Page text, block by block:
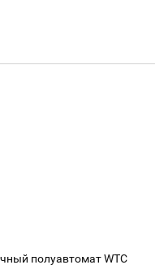
полуавтомат WTC